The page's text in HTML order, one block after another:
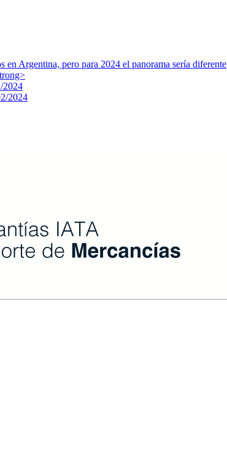
en Argentina, pero para 2024 el panorama sería diferente
2024
2024